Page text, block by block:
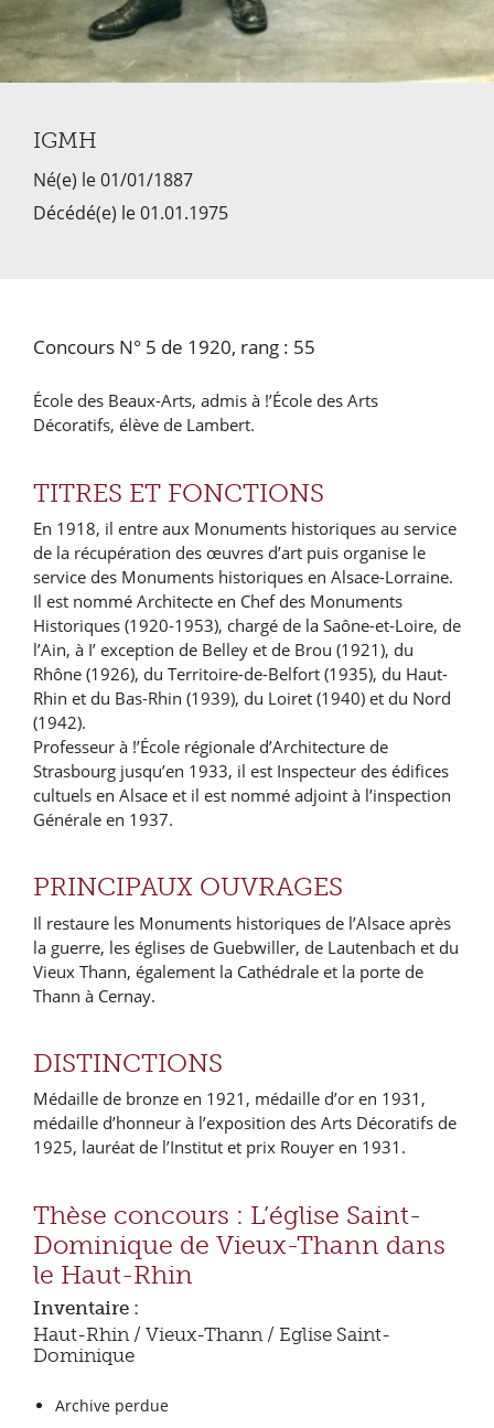
IGMH
Né(e) le 01/01/1887
Décédé(e) le 01.01.1975
Concours N° 5 de 1920, rang : 55
École des Beaux-Arts, admis à !’École des Arts
Décoratifs, élève de Lambert.
TITRES ET FONCTIONS
En 1918, il entre aux Monuments historiques au service
de la récupération des œuvres d’art puis organise le
service des Monuments historiques en Alsace-Lorraine.
Il est nommé Architecte en Chef des Monuments
Historiques (1920-1953), chargé de la Saône-et-Loire, de
l’Ain, à I’ exception de Belley et de Brou (1921), du
Rhône (1926), du Territoire-de-Belfort (1935), du Haut-
Rhin et du Bas-Rhin (1939), du Loiret (1940) et du Nord
(1942).
Professeur à !’École régionale d’Architecture de
Strasbourg jusqu’en 1933, il est Inspecteur des édifices
cultuels en Alsace et il est nommé adjoint à l’inspection
Générale en 1937.
PRINCIPAUX OUVRAGES
Il restaure les Monuments historiques de l’Alsace après
la guerre, les églises de Guebwiller, de Lautenbach et du
Vieux Thann, également la Cathédrale et la porte de
Thann à Cernay.
DISTINCTIONS
Médaille de bronze en 1921, médaille d’or en 1931,
médaille d’honneur à l’exposition des Arts Décoratifs de
1925, lauréat de l’Institut et prix Rouyer en 1931.
Thèse concours : L’église Saint-
Dominique de Vieux-Thann dans
le Haut-Rhin
Inventaire :
Haut-Rhin / Vieux-Thann / Eglise Saint-
Dominique
Archive perdue